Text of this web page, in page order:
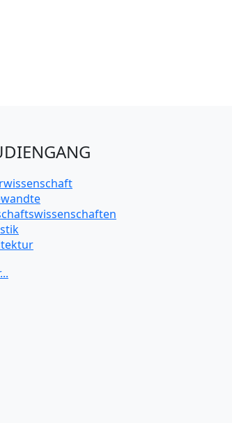
BWL